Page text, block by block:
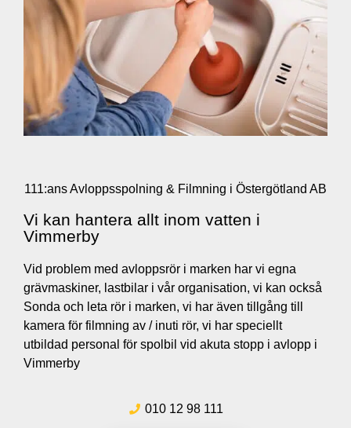
111:ans Avloppsspolning & Filmning i Östergötland AB
Vi kan hantera allt inom vatten i
Vimmerby
Vid problem med avloppsrör i marken har vi egna
grävmaskiner, lastbilar i vår organisation, vi kan också
Sonda och leta rör i marken, vi har även tillgång till
kamera för filmning av / inuti rör, vi har speciellt
utbildad personal för spolbil vid akuta stopp i avlopp i
Vimmerby
010 12 98 111